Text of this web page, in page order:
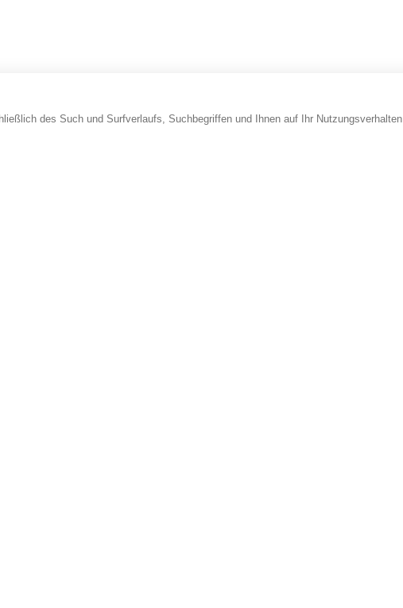
des Such und Surfverlaufs, Suchbegriffen und Ihnen auf Ihr Nutzungsverhalten